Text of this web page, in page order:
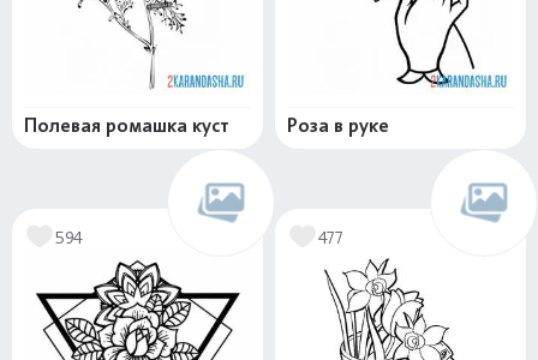
Полевая ромашка куст Роза в руке
594 477